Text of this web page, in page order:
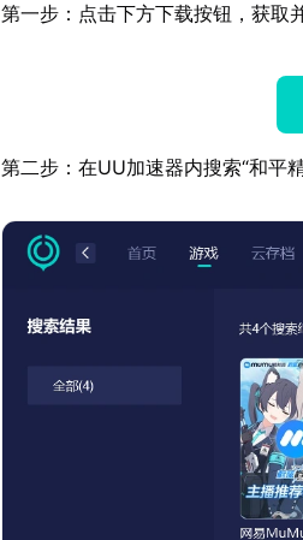
第一步：点击下方下载按钮，获取
第二步：在UU加速器内搜索“和平